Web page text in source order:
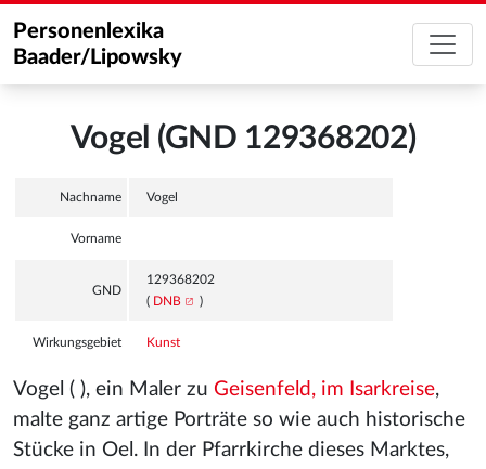
Personenlexika
Baader/Lipowsky
Vogel (GND 129368202)
Nachname Vogel
Vorname
GND
129368202
( DNB )
Wirkungsgebiet Kunst
Vogel ( ), ein Maler zu Geisenfeld, im Isarkreise,
malte ganz artige Porträte so wie auch historische
Stücke in Oel. In der Pfarrkirche dieses Marktes,